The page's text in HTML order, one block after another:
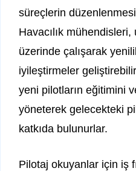
süreçlerin
Havacılık mühendisleri,
üzerinde çalışarak
iyileştirmeler
yeni pilotların eğitimini
yöneterek gelecekteki
katkıda bulunurlar.
Pilotaj okuyanlar için iş